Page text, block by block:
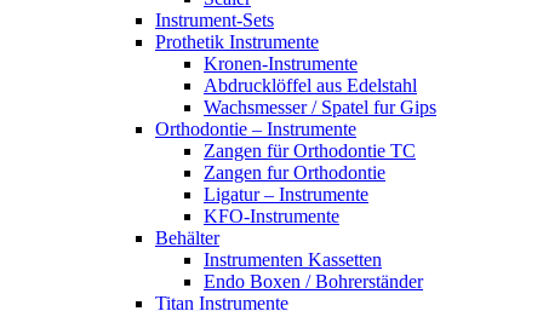
Instrument-Sets
Prothetik Instrumente
Kronen-Instrumente
Abdrucklöffel aus Edelstahl
Wachsmesser / Spatel fur Gips
Orthodontie – Instrumente
Zangen für Orthodontie TC
Zangen fur Orthodontie
Ligatur – Instrumente
KFO-Instrumente
Behälter
Instrumenten Kassetten
Endo Boxen / Bohrerständer
Titan Instrumente